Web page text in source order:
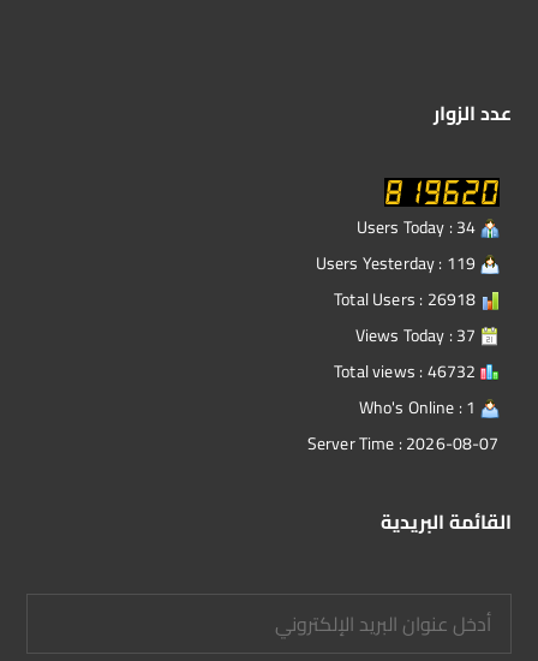
عدد الزوار
Server Time : 2026-08-07
القائمة البريدية